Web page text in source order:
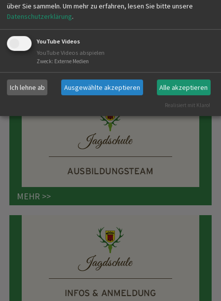
MEHR >>
MEHR >>
über Sie sammeln. Um mehr zu erfahren, lesen Sie bitte unsere
Datenschutzerklärung.
YouTube Videos
YouTube Videos abspielen
Zweck: Externe Medien
Ich lehne ab Ausgewählte akzeptieren Alle akzeptieren
Realisiert mit Klaro!